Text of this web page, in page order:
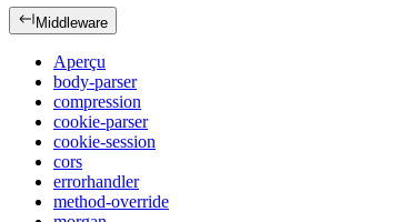
Middleware
Aperçu
body-parser
compression
cookie-parser
cookie-session
cors
errorhandler
method-override